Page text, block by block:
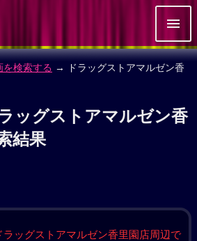
を検索する → ドラッグストアマルゼン香
ッグストアマルゼン香
結果
ッグストアマルゼン香里園店周辺で